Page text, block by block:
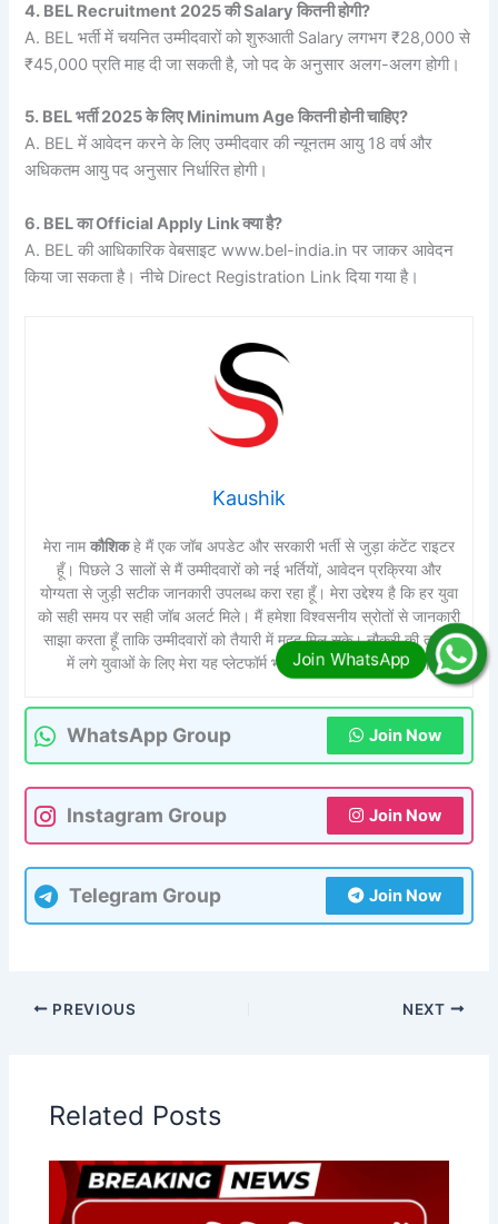
4. BEL Recruitment 2025 की Salary कितनी होगी?
A. BEL भर्ती में चयनित उम्मीदवारों को शुरुआती Salary लगभग ₹28,000 से
₹45,000 प्रति माह दी जा सकती है, जो पद के अनुसार अलग-अलग होगी।
5. BEL भर्ती 2025 के लिए Minimum Age कितनी होनी चाहिए?
A. BEL में आवेदन करने के लिए उम्मीदवार की न्यूनतम आयु 18 वर्ष और
अधिकतम आयु पद अनुसार निर्धारित होगी।
6. BEL का Official Apply Link क्या है?
A. BEL की आधिकारिक वेबसाइट www.bel-india.in पर जाकर आवेदन
किया जा सकता है। नीचे Direct Registration Link दिया गया है।
Kaushik
मेरा नामकौशिकहे मैं एक जॉब अपडेट और सरकारी भर्ती से जुड़ा कंटेंट राइटर
हूँ। पिछले 3 सालों से मैं उम्मीदवारों को नई भर्तियों, आवेदन प्रक्रिया और
योग्यता से जुड़ी सटीक जानकारी उपलब्ध करा रहा हूँ। मेरा उद्देश्य है कि हर युवा
को सही समय पर सही जॉब अलर्ट मिले। मैं हमेशा विश्वसनीय स्रोतों से जानकारी
साझा करता हूँ ताकि उम्मीदवारों को तैयारी में मदद मिल सके। नौकरी की तलाश
में लगे युवाओं के लिए मेरा यह प्लेटफॉर्म भरोसेमंद मार्गदर्शक साबित हो।
WhatsApp Group Join Now
Instagram Group Join Now
Telegram Group Join Now
PREVIOUS NEXT
Related Posts